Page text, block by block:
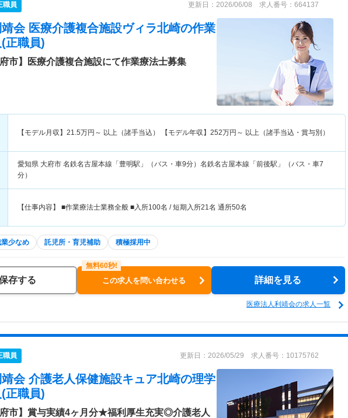
職員 更新日：2026/06/08 求人番号：664137
会 医療介護複合施設ヴィラ北崎の作業
正職員)
府市】医療介護複合施設にて作業療法士募集
【モデル月収】 21.5万円～ 以上（諸手当込） 【モデル年収】 252万円～ 以上（諸手当込・賞与別）
愛知県 大府市 名鉄名古屋本線「豊明駅」（バス・車9分）名鉄名古屋本線「前後駅」（バス・車7
分）
【仕事内容】 ■作業療法士業務全般 ■入所100名 / 短期入所21名 通所50名
少なめ 託児所・育児補助 積極採用中
存する この求人を問い合わせる 詳細を見る
医療法人利靖会の求人一覧
職員 更新日：2026/05/29 求人番号：10175762
会 介護老人保健施設キュア北崎の理学
正職員)
府市】賞与実績4ヶ月分★福利厚生充実◎介護老人